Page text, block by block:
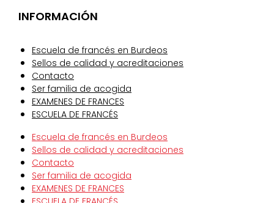
INFORMACIÓN
Escuela de francés en Burdeos
Sellos de calidad y acreditaciones
Contacto
Ser familia de acogida
EXAMENES DE FRANCES
ESCUELA DE FRANCÉS
Escuela de francés en Burdeos
Sellos de calidad y acreditaciones
Contacto
Ser familia de acogida
EXAMENES DE FRANCES